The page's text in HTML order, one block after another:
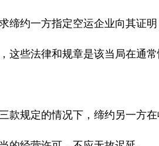
约一方指定空运企业向其证明
些法律和规章是该当局在通常
规定的情况下，缔约另一方在